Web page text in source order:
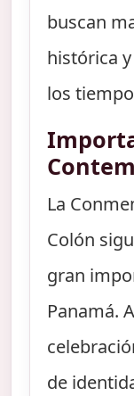
buscan
histórica
los
La
Colón
gran
Panamá.
de